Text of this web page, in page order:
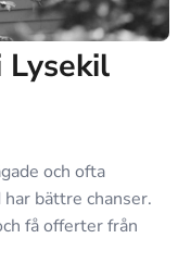
och ofta
bättre chanser.
få offerter från